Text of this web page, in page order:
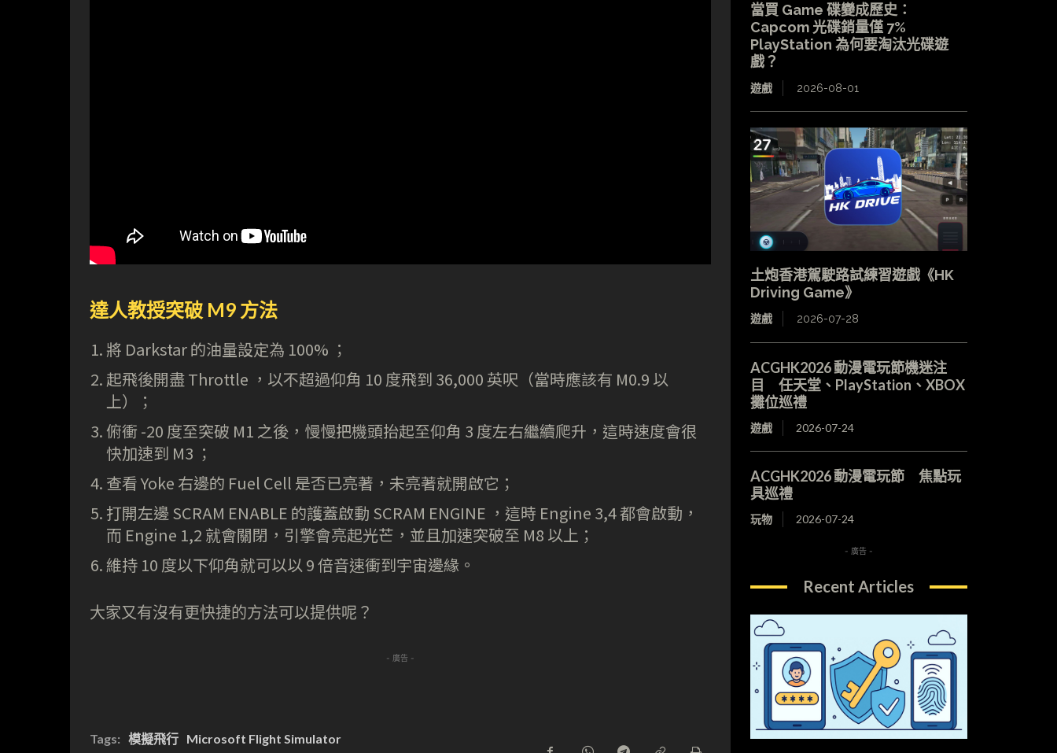
達人教授突破 M9 方法
將 Darkstar 的油量設定為 100% ；
起飛後開盡 Throttle ，以不超過仰角 10 度飛到 36,000 英呎（當時應該有 M0.9 以
上）；
俯衝 -20 度至突破 M1 之後，慢慢把機頭抬起至仰角 3 度左右繼續爬升，這時速度會很
快加速到 M3 ；
查看 Yoke 右邊的 Fuel Cell 是否已亮著，未亮著就開啟它；
打開左邊 SCRAM ENABLE 的護蓋啟動 SCRAM ENGINE ，這時 Engine 3,4 都會啟動，
而 Engine 1,2 就會關閉，引擎會亮起光芒，並且加速突破至 M8 以上；
維持 10 度以下仰角就可以以 9 倍音速衝到宇宙邊緣。
大家又有沒有更快捷的方法可以提供呢？
- 廣告 -
Tags: 模擬飛行 Microsoft Flight Simulator
當買 Game 碟變成歷史：
Capcom 光碟銷量僅 7%
PlayStation 為何要淘汰光碟遊
戲？
遊戲 2026-08-01
土炮香港駕駛路試練習遊戲《HK
Driving Game》
遊戲 2026-07-28
ACGHK2026 動漫電玩節機迷注
目 任天堂、PlayStation、XBOX
攤位巡禮
遊戲 2026-07-24
ACGHK2026 動漫電玩節 焦點玩
具巡禮
玩物 2026-07-24
- 廣告 -
Recent Articles